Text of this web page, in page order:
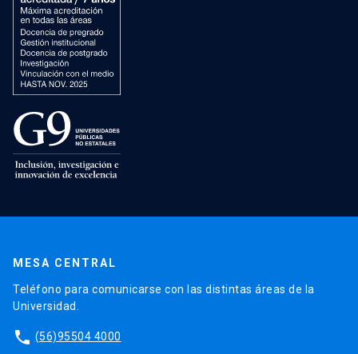
MESA CENTRAL
Teléfono para comunicarse con las distintas áreas de la
Universidad.
phone (56)95504 4000